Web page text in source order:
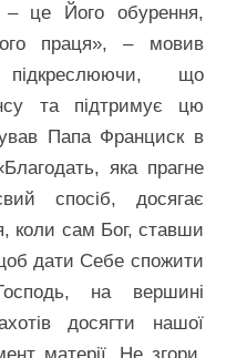
це Його обурення,
праця», – мовив
що
та підтримує цю
Папа Франциск в
яка прагне
спосіб, досягає
коли сам Бог, ставши
дати Себе спожити
на вершині
досягти нашої
матерії. Не згори,